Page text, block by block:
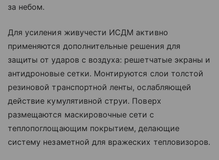
за небом.
Для усиления живучести ИСДМ активно
применяются дополнительные решения для
защиты от ударов с воздуха: решетчатые экраны и
антидроновые сетки. Монтируются слои толстой
резиновой транспортной ленты, ослабляющей
действие кумулятивной струи. Поверх
размещаются маскировочные сети с
теплопоглощающим покрытием, делающие
систему незаметной для вражеских тепловизоров.